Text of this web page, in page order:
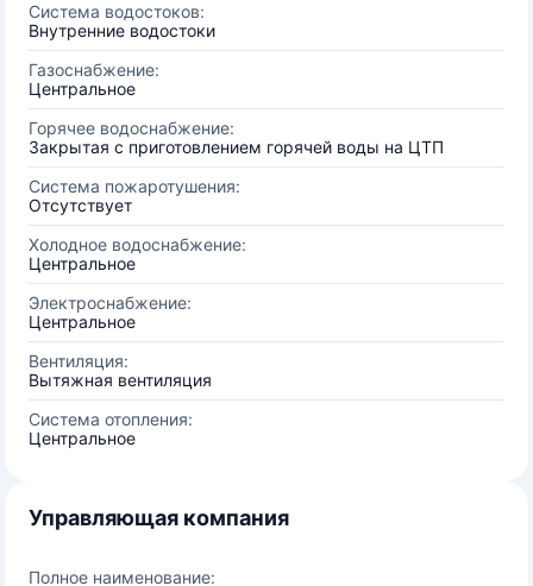
Система водостоков:
Внутренние водостоки
Газоснабжение:
Центральное
Горячее водоснабжение:
Закрытая с приготовлением горячей воды на ЦТП
Система пожаротушения:
Отсутствует
Холодное водоснабжение:
Центральное
Электроснабжение:
Центральное
Вентиляция:
Вытяжная вентиляция
Система отопления:
Центральное
Управляющая компания
Полное наименование: